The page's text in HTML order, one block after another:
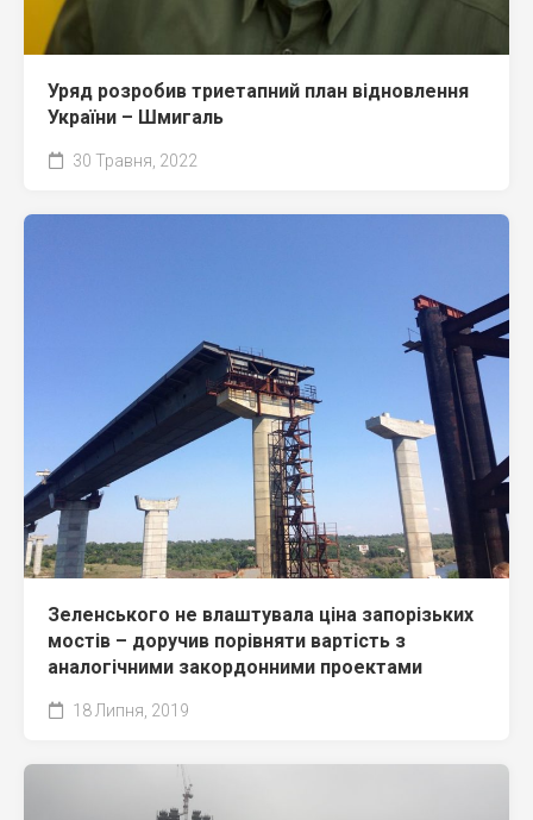
Уряд розробив триетапний план відновлення
України – Шмигаль
30 Травня, 2022
Зеленського не влаштувала ціна запорізьких
мостів – доручив порівняти вартість з
аналогічними закордонними проектами
18 Липня, 2019